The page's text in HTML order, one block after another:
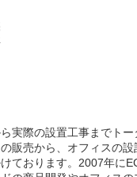
実際の設置工事までト
販売から、オフィスの
ております。2007年に